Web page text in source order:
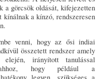
a görcsök oldását, kifejezetten
kínálnak a kínzó, rendszeresen
venni, hogy az ősi indiai
összetett rendszer amely
elején, irányított tanulással
hogy például a
legyen, szükséges a